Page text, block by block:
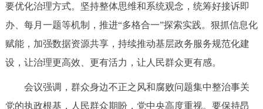
要优化治理方式。坚持整体思维和系统观念，统筹好接诉即
办、每月一题等机制，推进“多格合一”探索实践。狠抓信息化
赋能，加强数据资源共享，持续推动基层政务服务规范化建
设，让治理更高效、更有活力，让人民群众更有感。
会议强调，群众身边不正之风和腐败问题集中整治事关
党的执政根基，人民群众期盼，党中央高度重视。要保持昂